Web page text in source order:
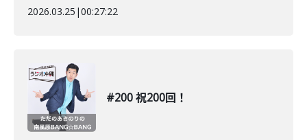
2026.03.25 |00:27:22
#200 祝200回！